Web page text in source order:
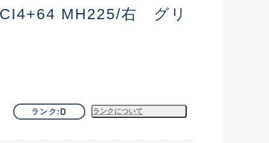
MH225/右 グリ
ランク D ランクについて